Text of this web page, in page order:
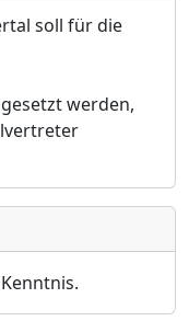
soll für die
werden,
.